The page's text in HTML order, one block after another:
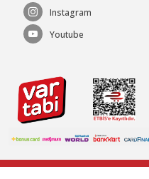
Instagram
Youtube